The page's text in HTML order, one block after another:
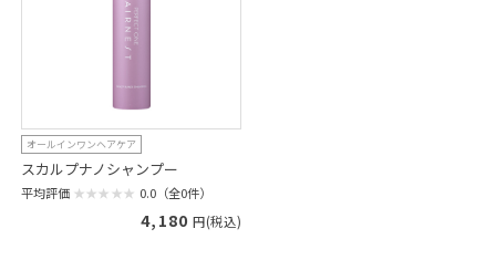
オールインワンヘアケア
スカルプナノシャンプー
平均評価 0.0（全0件）
4,180 円(税込)